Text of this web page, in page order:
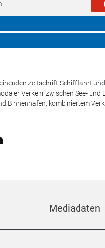
Zeitschrift Schifffahrt
Verkehr zwischen See- und
Binnenhäfen, kombiniertem
Mediadaten